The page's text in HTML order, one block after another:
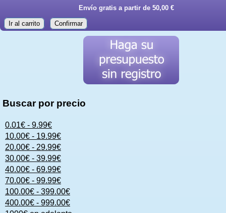
Envío gratis a partir de 50,00 €
Ir al carrito Confirmar
Buscar por precio
0.01€ - 9.99€
10.00€ - 19.99€
20.00€ - 29.99€
30.00€ - 39.99€
40.00€ - 69.99€
70.00€ - 99.99€
100.00€ - 399.00€
400.00€ - 999.00€